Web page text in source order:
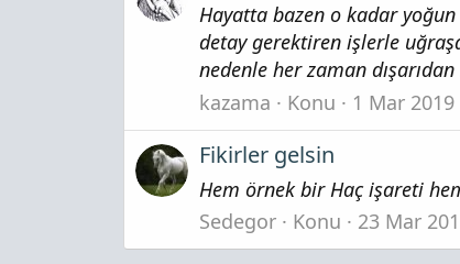
Hayatta bazen o kadar
detay gerektiren işlerle
nedenle her zaman
kazama
Konu 1 Mar 2019
Fikirler gelsin
Hem örnek bir Haç işareti
Sedegor
Konu 23 Mar